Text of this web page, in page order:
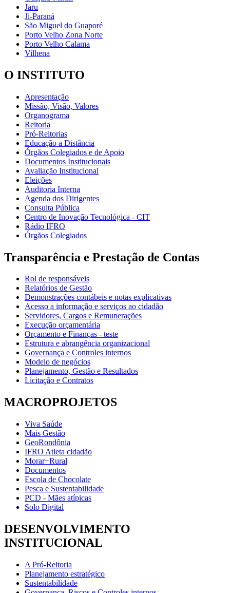
Jaru
Ji-Paraná
São Miguel do Guaporé
Porto Velho Zona Norte
Porto Velho Calama
Vilhena
O INSTITUTO
Apresentação
Missão, Visão, Valores
Organograma
Reitoria
Pró-Reitorias
Educação a Distância
Órgãos Colegiados e de Apoio
Documentos Institucionais
Avaliação Institucional
Eleições
Auditoria Interna
Agenda dos Dirigentes
Consulta Pública
Centro de Inovação Tecnológica - CIT
Rádio IFRO
Órgãos Colegiados
Transparência e Prestação de Contas
Rol de responsáveis
Relatórios de Gestão
Demonstrações contábeis e notas explicativas
Acesso a informação e serviços ao cidadão
Servidores, Cargos e Remunerações
Execução orçamentária
Orçamento e Finanças - teste
Estrutura e abrangência organizacional
Governança e Controles internos
Modelo de negócios
Planejamento, Gestão e Resultados
Licitação e Contratos
MACROPROJETOS
Viva Saúde
Mais Gestão
GeoRondônia
IFRO Atleta cidadão
Morar+Rural
Documentos
Escola de Chocolate
Pesca e Sustentabilidade
PCD - Mães atípicas
Solo Digital
DESENVOLVIMENTO
INSTITUCIONAL
A Pró-Reitoria
Planejamento estratégico
Sustentabilidade